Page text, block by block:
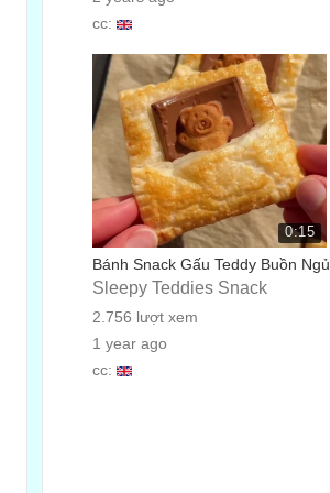
cc:
0:15
Bánh Snack Gấu Teddy Buồn Ngủ
Sleepy Teddies Snack
2.756 lượt xem
1 year ago
cc: